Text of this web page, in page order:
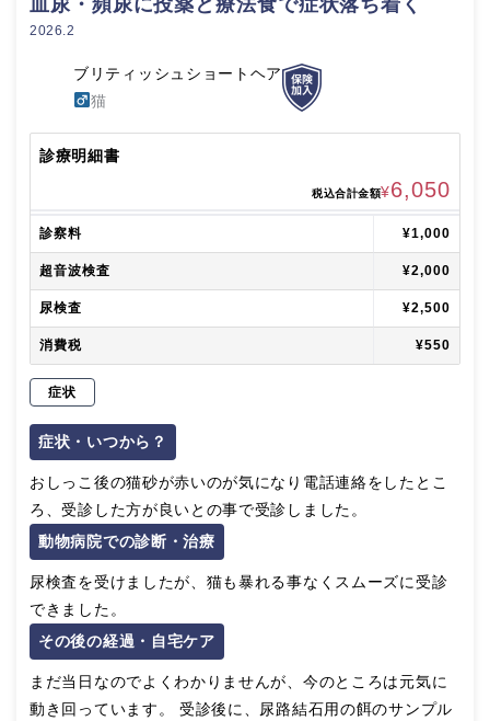
2026.2
ブリティッシュショートヘア
猫
診療明細書
税込合計金額¥6,050
診察料 ¥1,000
超音波検査 ¥2,000
尿検査 ¥2,500
消費税 ¥550
症状
症状・いつから？
おしっこ後の猫砂が赤いのが気になり電話連絡をしたとこ
ろ、受診した方が良いとの事で受診しました。
動物病院での診断・治療
尿検査を受けましたが、猫も暴れる事なくスムーズに受診
できました。
その後の経過・自宅ケア
まだ当日なのでよくわかりませんが、今のところは元気に
動き回っています。 受診後に、尿路結石用の餌のサンプル